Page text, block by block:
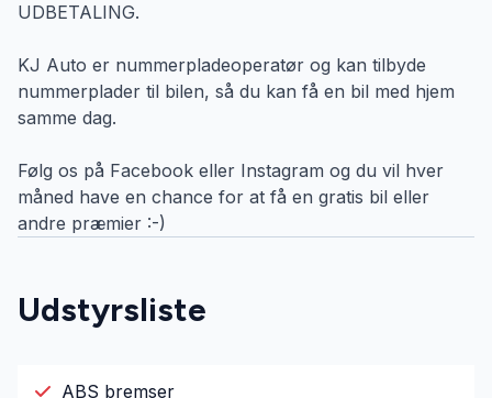
UDBETALING.
KJ Auto er nummerpladeoperatør og kan tilbyde
nummerplader til bilen, så du kan få en bil med hjem
samme dag.
Følg os på Facebook eller Instagram og du vil hver
måned have en chance for at få en gratis bil eller
andre præmier :-)
Udstyrsliste
ABS bremser